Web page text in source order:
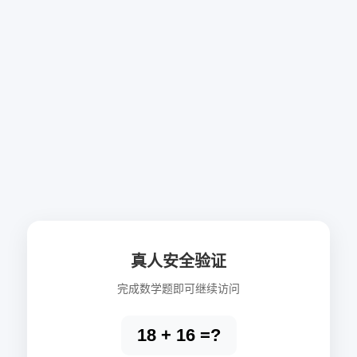
真人安全验证
完成数学题即可继续访问
18 + 16 =?